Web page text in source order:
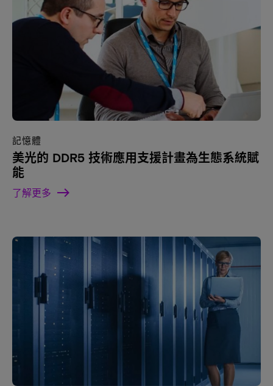
記憶體
美光的 DDR5 技術應用支援計畫為生態系統賦
能
了解更多